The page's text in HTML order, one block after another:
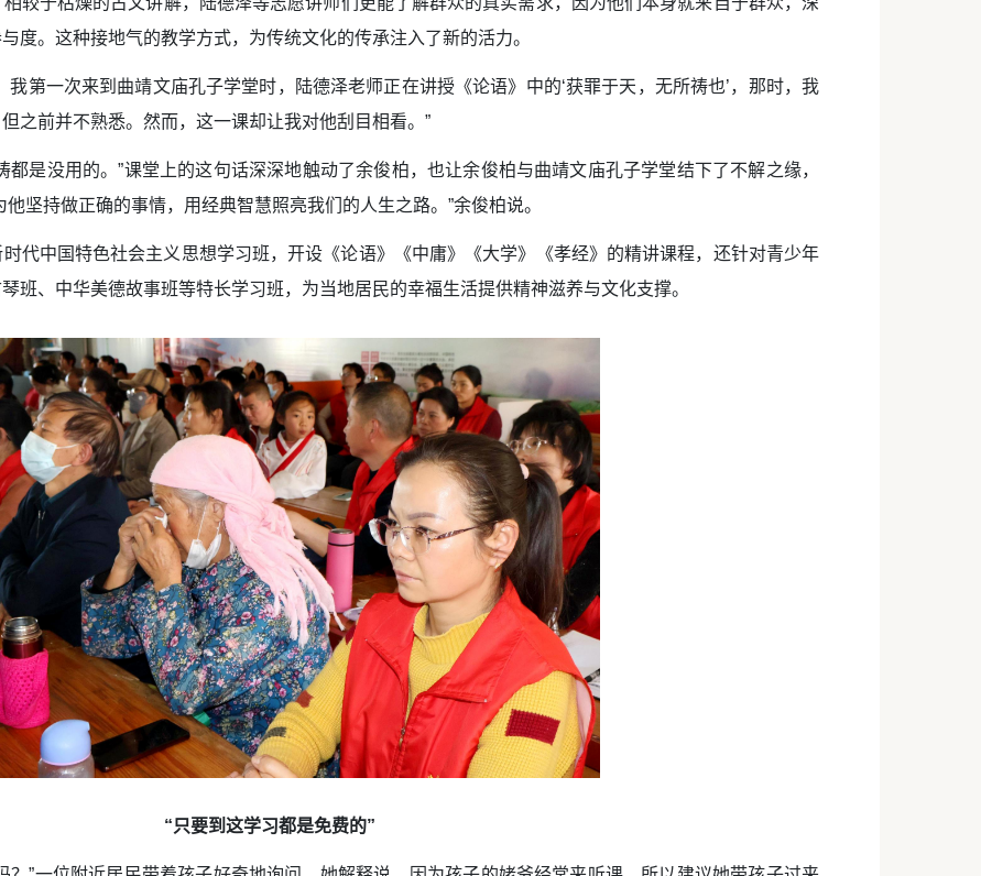
度。这种接地气的教学方式，为传统文化的传承注入了新的活力。
我第一次来到曲靖文庙孔子学堂时，陆德泽老师正在讲授《论语》中的‘获罪于天，无所祷也’，那时，我
之前并不熟悉。然而，这一课却让我对他刮目相看。”
都是没用的。”课堂上的这句话深深地触动了余俊柏，也让余俊柏与曲靖文庙孔子学堂结下了不解之缘，
坚持做正确的事情，用经典智慧照亮我们的人生之路。”余俊柏说。
代中国特色社会主义思想学习班，开设《论语》《中庸》《大学》《孝经》的精讲课程，还针对青少年
班、中华美德故事班等特长学习班，为当地居民的幸福生活提供精神滋养与文化支撑。
“只要到这学习都是免费的”